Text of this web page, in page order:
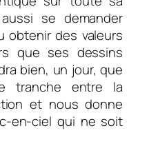
se demander
obtenir des valeurs
que ses dessins
bien, un jour, que
tranche entre la
et nous donne
en-ciel qui ne soit